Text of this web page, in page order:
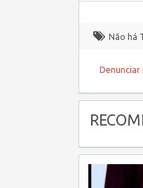
Não há
Denunciar